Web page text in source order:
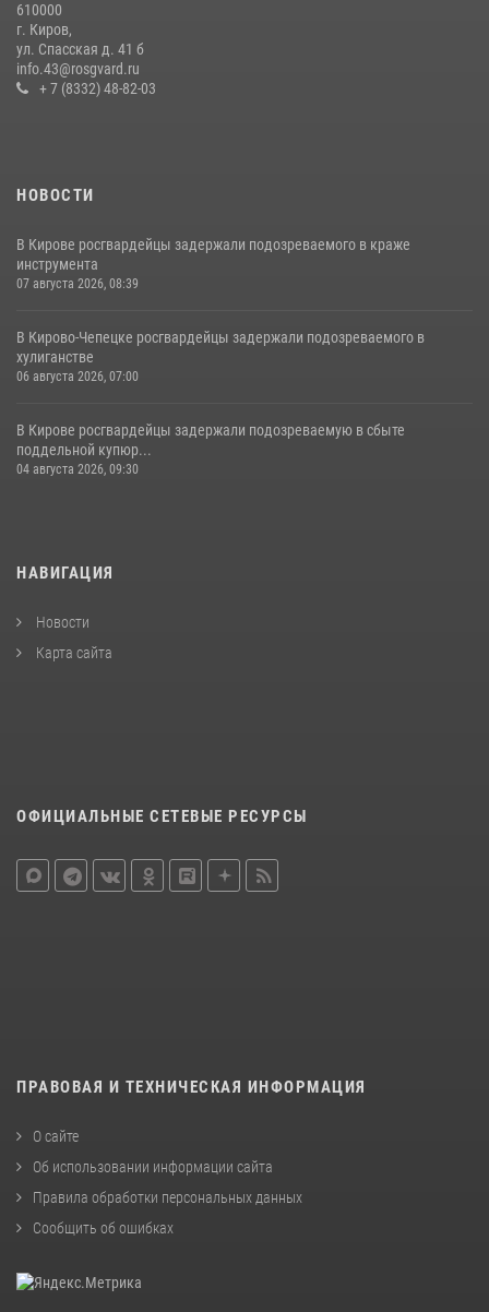
В День семьи, любви и верности в Омутнинском отделе
вневедомственной охраны Росгвардии поздравили будущих
молодоженов
08 июля 2026, 06:46
610000
г. Киров,
ул. Спасская д. 41 б
info.43@rosgvard.ru
+ 7 (8332) 48-82-03
НОВОСТИ
В Кирове росгвардейцы задержали подозреваемого в краже
инструмента
07 августа 2026, 08:39
В Кирово-Чепецке росгвардейцы задержали подозреваемого в
хулиганстве
06 августа 2026, 07:00
В Кирове росгвардейцы задержали подозреваемую в сбыте
поддельной купюр...
04 августа 2026, 09:30
НАВИГАЦИЯ
Новости
Карта сайта
ОФИЦИАЛЬНЫЕ СЕТЕВЫЕ РЕСУРСЫ
ПРАВОВАЯ И ТЕХНИЧЕСКАЯ ИНФОРМАЦИЯ
О сайте
Об использовании информации сайта
Правила обработки персональных данных
Сообщить об ошибках